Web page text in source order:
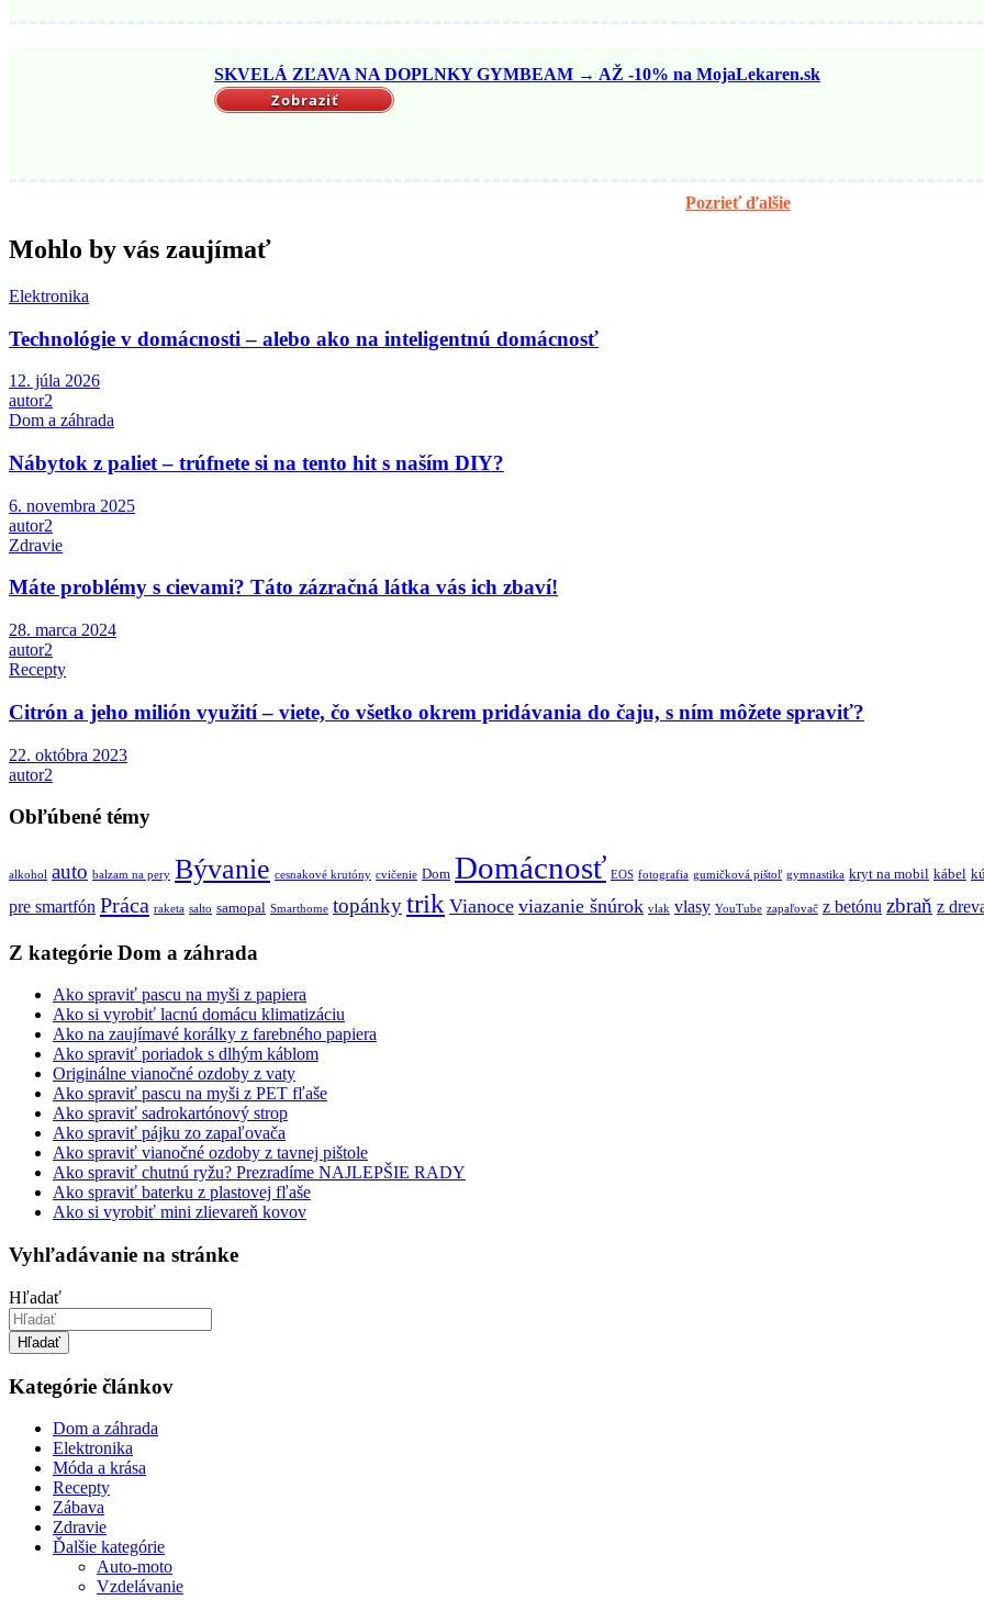
SKVELÁ ZĽAVA NA DOPLNKY GYMBEAM → AŽ -10% na MojaLekaren.sk
Zobraziť
Pozrieť ďalšie
Mohlo by vás zaujímať
Elektronika
Technológie v domácnosti – alebo ako na inteligentnú domácnosť
12. júla 2026
autor2
Dom a záhrada
Nábytok z paliet – trúfnete si na tento hit s naším DIY?
6. novembra 2025
autor2
Zdravie
Máte problémy s cievami? Táto zázračná látka vás ich zbaví!
28. marca 2024
autor2
Recepty
Citrón a jeho milión využití – viete, čo všetko okrem pridávania do čaju, s ním môžete spraviť?
22. októbra 2023
autor2
Obľúbené témy
alkohol auto balzam na pery Bývanie cesnakové krutóny cvičenie Dom Domácnosť EOS fotografia gumičková pištoľ gymnastika kryt na mobil kábel
pre smartfón Práca raketa salto samopal Smarthome topánkytrik Vianoce viazanie šnúrok vlak vlasy YouTube zapaľovač z betónu zbraň z
Z kategórie Dom a záhrada
Ako spraviť pascu na myši z papiera
Ako si vyrobiť lacnú domácu klimatizáciu
Ako na zaujímavé korálky z farebného papiera
Ako spraviť poriadok s dlhým káblom
Originálne vianočné ozdoby z vaty
Ako spraviť pascu na myši z PET fľaše
Ako spraviť sadrokartónový strop
Ako spraviť pájku zo zapaľovača
Ako spraviť vianočné ozdoby z tavnej pištole
Ako spraviť chutnú ryžu? Prezradíme NAJLEPŠIE RADY
Ako spraviť baterku z plastovej fľaše
Ako si vyrobiť mini zlievareň kovov
Vyhľadávanie na stránke
Hľadať
Hľadať
Kategórie článkov
Dom a záhrada
Elektronika
Móda a krása
Recepty
Zábava
Zdravie
Ďalšie kategórie
Auto-moto
Vzdelávanie